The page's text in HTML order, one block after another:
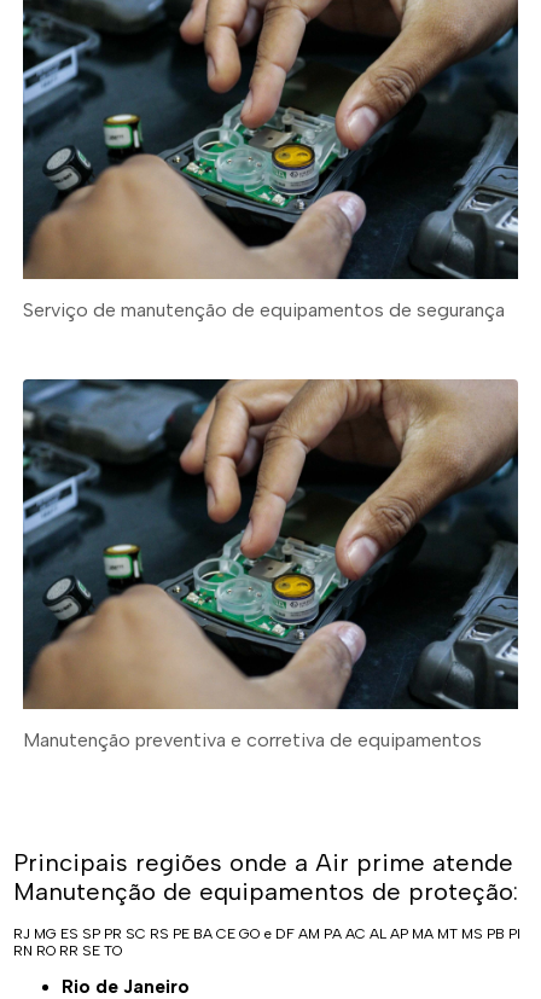
Serviço de manutenção de equipamentos de segurança
Manutenção preventiva e corretiva de equipamentos
Principais regiões onde a Air prime atende
Manutenção de equipamentos de proteção:
RJ MG ES SP PR SC RS PE BA CE GO e DF AM PA AC AL AP MA MT MS PB PI
RN RO RR SE TO
Rio de Janeiro